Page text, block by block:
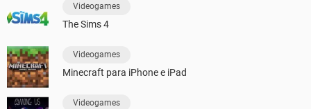
Videogames
The Sims 4
Videogames
Minecraft para iPhone e iPad
Videogames